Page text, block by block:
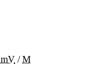
/M